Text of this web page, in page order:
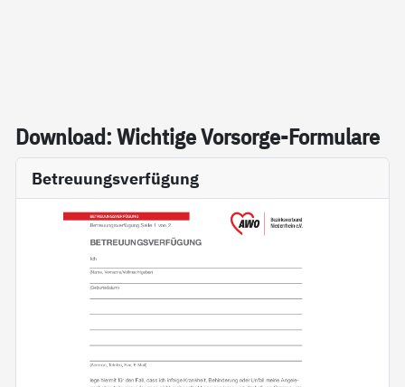
Down­load: Wich­ti­ge Vor­sor­ge-For­mu­la­re
Betreuungsverfügung